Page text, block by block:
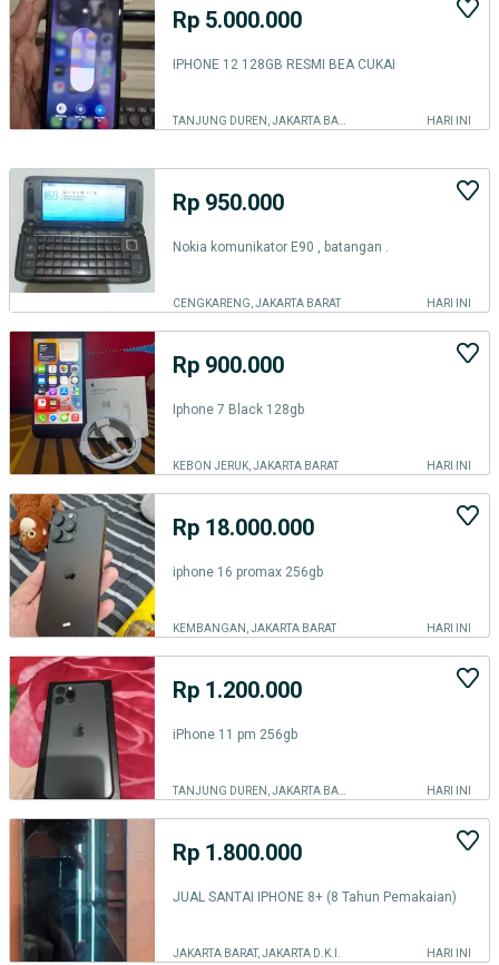
Rp 5.000.000
IPHONE 12 128GB RESMI BEA CUKAI
HARI INI
Rp 950.000
Nokia komunikator E90 , batangan .
CENGKARENG, JAKARTA BARAT HARI INI
Rp 900.000
Iphone 7 Black 128gb
KEBON JERUK, JAKARTA BARAT HARI INI
Rp 18.000.000
iphone 16 promax 256gb
KEMBANGAN, JAKARTA BARAT HARI INI
Rp 1.200.000
iPhone 11 pm 256gb
HARI INI
Rp 1.800.000
JUAL SANTAI IPHONE 8+ (8 Tahun Pemakaian)
JAKARTA BARAT, JAKARTA D.K.I. HARI INI